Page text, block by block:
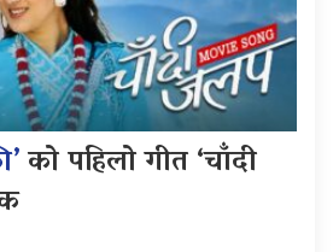
को पहिलो गीत ‘चाँदी